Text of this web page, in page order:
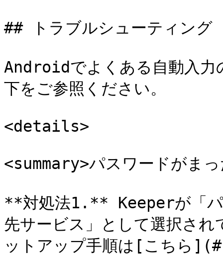
## トラブルシューティング
Androidでよくある自動入力
下をご参照ください。
<details>
<summary>パスワードがま
**対処法1.** Keeperが「パ
先サービス」として選択さ
ットアップ手順は[こちら